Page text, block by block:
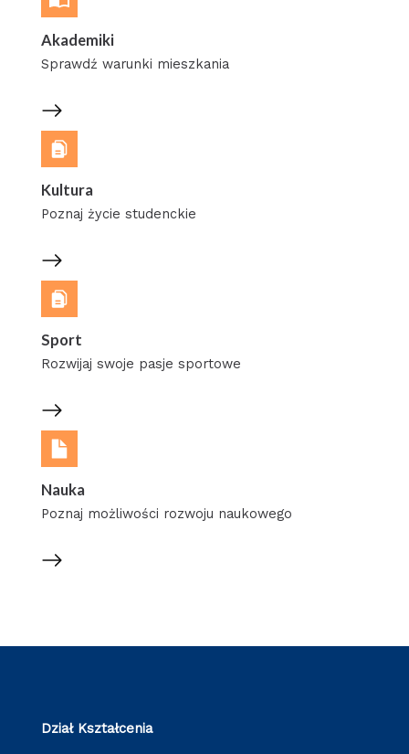
Akademiki
Sprawdź warunki mieszkania
Kultura
Poznaj życie studenckie
Sport
Rozwijaj swoje pasje sportowe
Nauka
Poznaj możliwości rozwoju naukowego
Dział Kształcenia